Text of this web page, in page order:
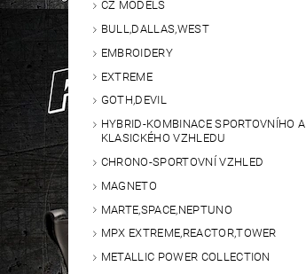
CZ MODELS
BULL,DALLAS,WEST
EMBROIDERY
EXTREME
GOTH,DEVIL
HYBRID-KOMBINACE SPORTOVNÍHO A
KLASICKÉHO VZHLEDU
CHRONO-SPORTOVNÍ VZHLED
MAGNETO
MARTE,SPACE,NEPTUNO
MPX EXTREME,REACTOR,TOWER
METALLIC POWER COLLECTION